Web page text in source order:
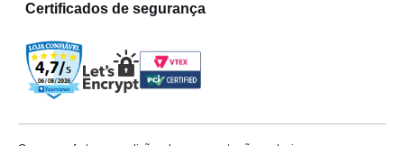
Certificados de segurança